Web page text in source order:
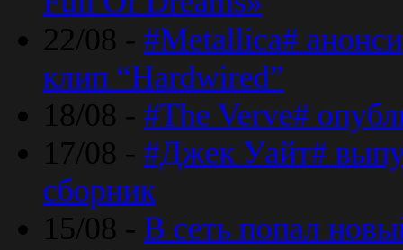
22/08 - #Metallica#
клип “Hardwired”
18/08 - #The Verve#
17/08 - #Джек Уайт#
сборник
15/08 - В сеть попал